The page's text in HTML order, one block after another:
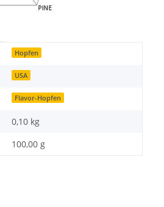
Hopfen
USA
Flavor-Hopfen
0,10 kg
100,00 g